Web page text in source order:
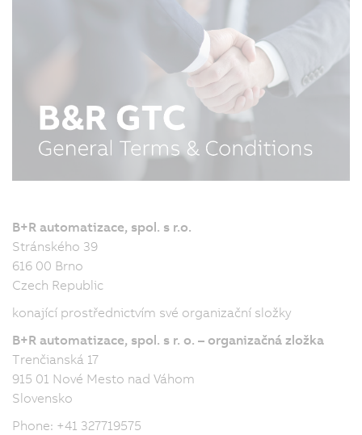
B+R automatizace, spol. s r.o.
Stránského 39
616 00 Brno
Czech Republic
konající prostřednictvím své organizační složky
B+R automatizace, spol. s r. o. – organizačná zložka
Trenčianská 17
915 01 Nové Mesto nad Váhom
Slovensko
Phone: +41 327719575